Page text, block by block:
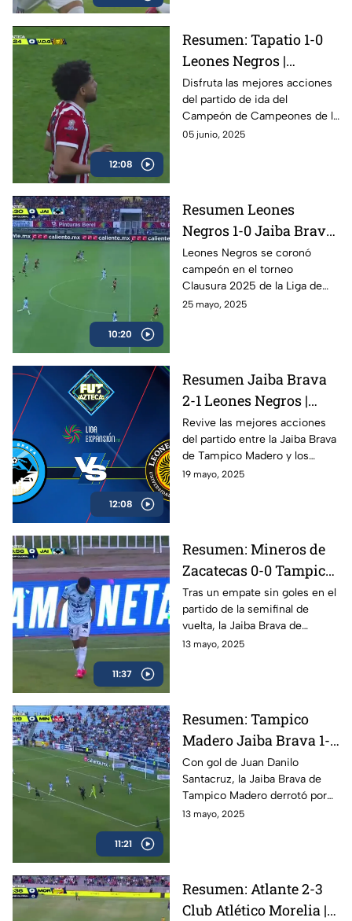
12:08
Resumen: Tapatio 1-0
Leones Negros |
Campeón de
Campeones, Liga BBVA
Expansión MX, partido
de ida
Disfruta las mejores acciones
del partido de ida del
Campeón de Campeones de la
Liga BBVA Expansión MX en
05 junio, 2025
10:20
Resumen Leones
Negros 1-0 Jaiba Brava
Tampico Madero | Final
Liga BBVA Expansión
MX
Leones Negros se coronó
campeón en el torneo
Clausura 2025 de la Liga de
Expansión, al derrotar en
25 mayo, 2025
12:08
Resumen Jaiba Brava
2-1 Leones Negros |
Final de ida, Clausura
2025 de la Liga BBVA
Expansión MX
Revive las mejores acciones
del partido entre la Jaiba Brava
de Tampico Madero y los
Leones Negros de la UdeG en
19 mayo, 2025
11:37
Resumen: Mineros de
Zacatecas 0-0 Tampico
Madero Jaiba Brava |
Liga BBVA Expansión
MX
Tras un empate sin goles en el
partido de la semifinal de
vuelta, la Jaiba Brava de
Tampico Madero pasó a la final
13 mayo, 2025
11:21
Resumen: Tampico
Madero Jaiba Brava 1-0
Mineros de Zacatecas |
Liga BBVA Expansión
MX
Con gol de Juan Danilo
Santacruz, la Jaiba Brava de
Tampico Madero derrotó por
marcador de 1-0 a los Mineros
13 mayo, 2025
Resumen: Atlante 2-3
Club Atlético Morelia |